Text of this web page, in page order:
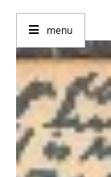
menu